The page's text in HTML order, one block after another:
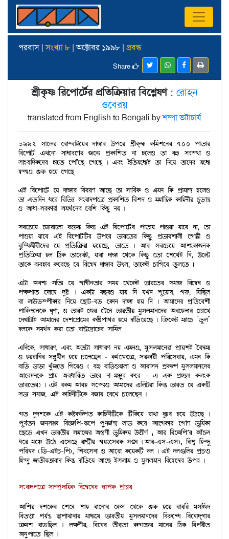
পরবাস |সংখ্যা ৮ | অক্টোবর ১৯৯৮ | প্রবন্ধ
Share
শ্রীকৃষ্ণ রিপোর্টের প্রতিক্রিয়ার বিশ্লেষণ: রোহন
ওবেরয়
translated from English to Bengali byশম্পা ভট্টাচার্য